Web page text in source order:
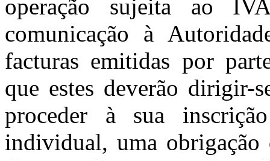
operação sujeita ao
comunicação à
facturas emitidas por
que estes deverão dirigir-
proceder à sua
individual, uma